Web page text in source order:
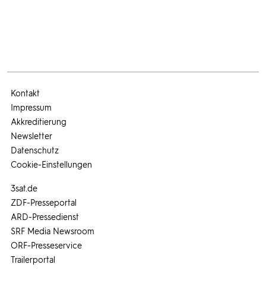
3sat.de
ZDF-Presseportal
ARD-Pressedienst
SRF Media Newsroom
ORF-Presseservice
Trailerportal
Kontakt
Impressum
Akkreditierung
Newsletter
Datenschutz
Cookie-Einstellungen